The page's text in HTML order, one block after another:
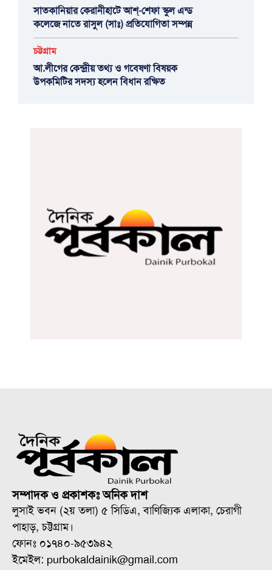
সাতকানিয়ার কেরানীহাটে আশ্-শেফা স্কুল এন্ড
কলেজে নাতে রাসুল (সাঃ) প্রতিযোগিতা সম্পন্ন
চট্টগ্রাম
আ.লীগের কেন্দ্রীয় তথ্য ও গবেষণা বিষয়ক
উপকমিটির সদস্য হলেন বিধান রক্ষিত
সম্পাদক ও প্রকাশকঃ অনিক দাশ
লুসাই ভবন (২য় তলা) ৫ সিডিএ, বাণিজ্যিক এলাকা, চেরাগী
পাহাড়, চট্টগ্রাম।
ফোনঃ ০১৭৪০-৯৫৩৯৪২
ইমেইল: purbokaldainik@gmail.com